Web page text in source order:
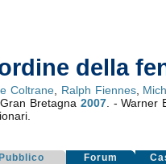
della
Coltrane Ralph Fiennes,
Bretagna 2007. - Warner
Pubblico Forum